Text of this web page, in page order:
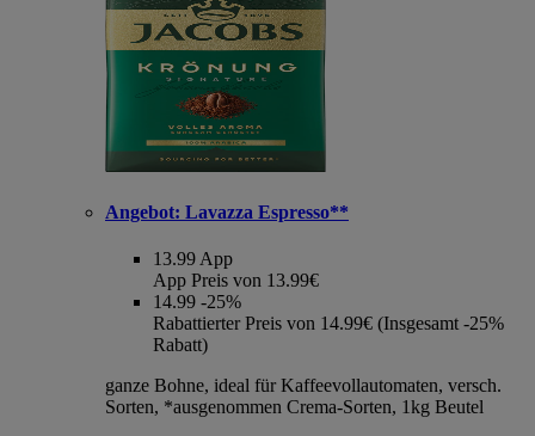
Angebot: Lavazza Espresso**
13.99 App
App Preis von 13.99€
14.99 -25%
Rabattierter Preis von 14.99€ (Insgesamt -25%
Rabatt)
ganze Bohne, ideal für Kaffeevollautomaten, versch.
Sorten, *ausgenommen Crema-Sorten, 1kg Beutel